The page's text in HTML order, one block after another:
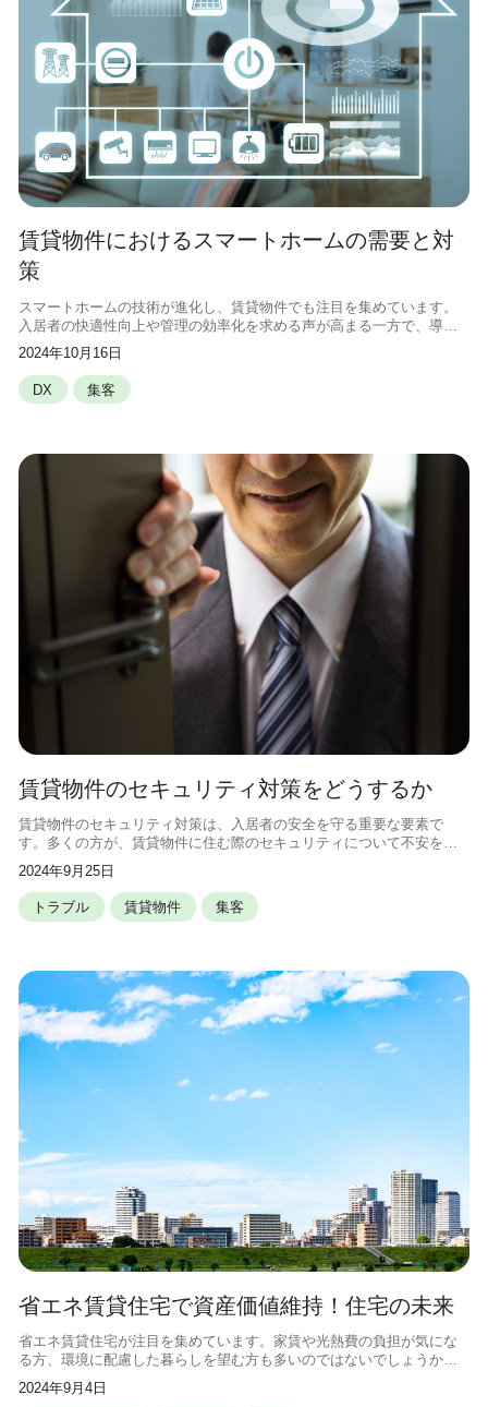
賃貸物件におけるスマートホームの需要と対
策
スマートホームの技術が進化し、賃貸物件でも注目を集めています。
入居者の快適性向上や管理の効率化を求める声が高まる一方で、導入
に踏み切れない大家さんも多いのではないでしょうか。この記事で
は、賃貸物件におけるスマートホームの
2024年10月16日
DX 集客
賃貸物件のセキュリティ対策をどうするか
賃貸物件のセキュリティ対策は、入居者の安全を守る重要な要素で
す。多くの方が、賃貸物件に住む際のセキュリティについて不安を感
じているのではないでしょうか。そこで、この記事では、賃貸物件特
有のリスクや、賃貸オーナーと入居者双
2024年9月25日
トラブル 賃貸物件 集客
省エネ賃貸住宅で資産価値維持！住宅の未来
省エネ賃貸住宅が注目を集めています。家賃や光熱費の負担が気にな
る方、環境に配慮した暮らしを望む方も多いのではないでしょうか。
この記事では省エネ賃貸住宅が資産価値の維持にどう貢献するのかを
解説します。 省エネ賃貸住宅の特徴
2024年9月4日